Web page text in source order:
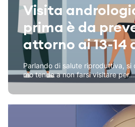
Visita
prima è da
attorno ai 13-14
Parlando di salute riproduttiva, si
mo tende a non farsi visitare per...